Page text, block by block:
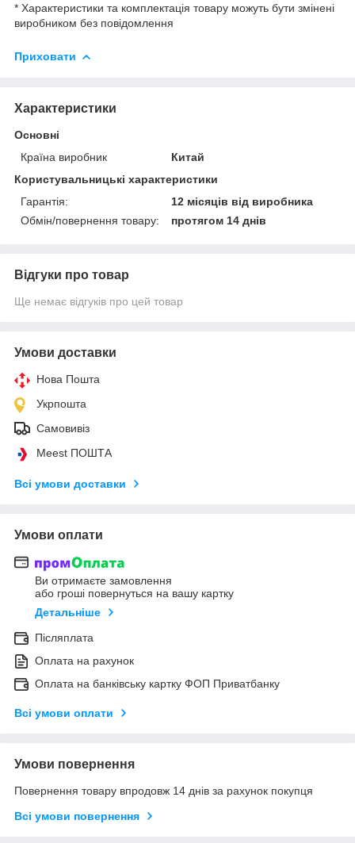
* Характеристики та комплектація товару можуть бути змінені
виробником без повідомлення
Приховати
Характеристики
Основні
Країна виробник
Китай
Користувальницькі характеристики
Гарантія:
12 місяців від виробника
Обмін/повернення товару:
протягом 14 днів
Відгуки про товар
Ще немає відгуків про цей товар
Умови доставки
Нова Пошта
Укрпошта
Самовивіз
Meest ПОШТА
Всі умови доставки
Умови оплати
Ви отримаєте замовлення
або гроші повернуться на вашу картку
Детальніше
Післяплата
Оплата на рахунок
Оплата на банківську картку ФОП Приватбанку
Всі умови оплати
Умови повернення
Повернення товару впродовж 14 днів за рахунок покупця
Всі умови повернення